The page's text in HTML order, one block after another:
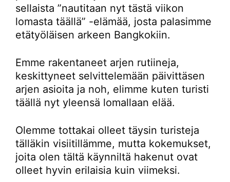
sellaista ”nautitaan nyt tästä viikon
lomasta täällä” -elämää, josta palasimme
etätyöläisen arkeen Bangkokiin.
Emme rakentaneet arjen rutiineja,
keskittyneet selvittelemään päivittäsen
arjen asioita ja noh, elimme kuten turisti
täällä nyt yleensä lomallaan elää.
Olemme tottakai olleet täysin turisteja
tälläkin visiitillämme, mutta kokemukset,
joita olen tältä käynniltä hakenut ovat
olleet hyvin erilaisia kuin viimeksi.